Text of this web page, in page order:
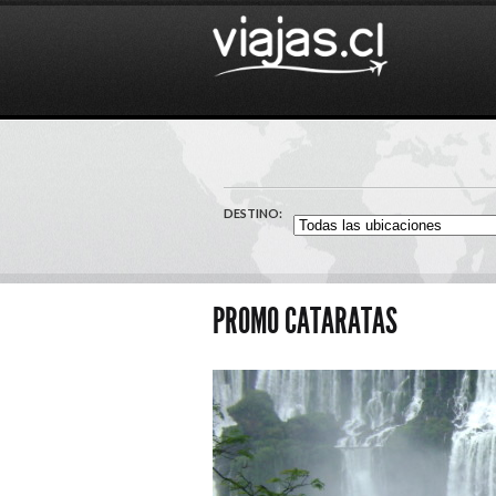
DESTINO:
PROMO CATARATAS